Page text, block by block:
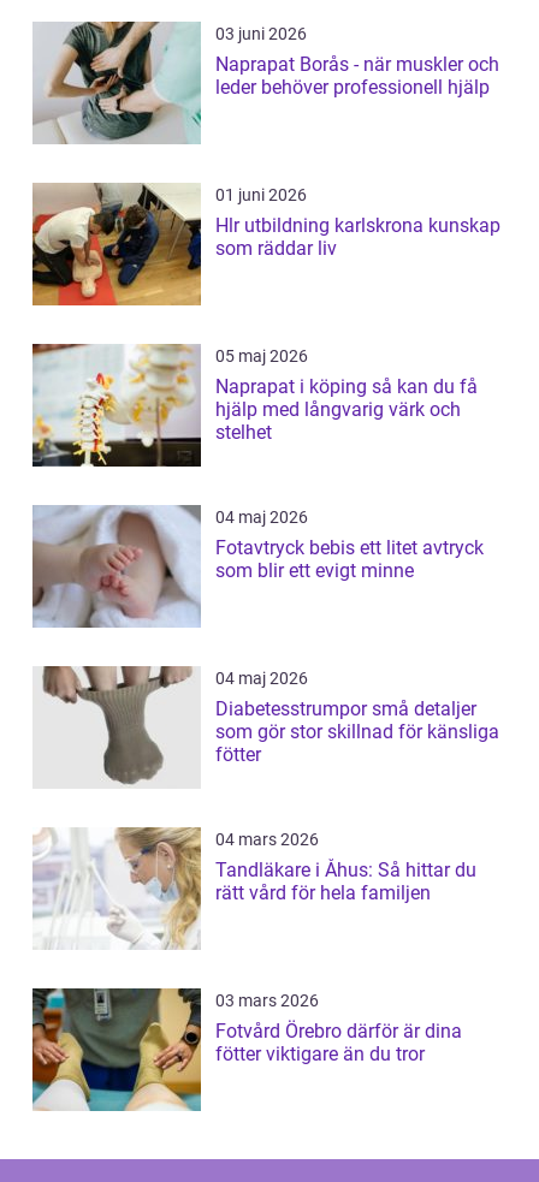
03 juni 2026
Naprapat Borås - när muskler och
leder behöver professionell hjälp
01 juni 2026
Hlr utbildning karlskrona kunskap
som räddar liv
05 maj 2026
Naprapat i köping så kan du få
hjälp med långvarig värk och
stelhet
04 maj 2026
Fotavtryck bebis ett litet avtryck
som blir ett evigt minne
04 maj 2026
Diabetesstrumpor små detaljer
som gör stor skillnad för känsliga
fötter
04 mars 2026
Tandläkare i Åhus: Så hittar du
rätt vård för hela familjen
03 mars 2026
Fotvård Örebro därför är dina
fötter viktigare än du tror